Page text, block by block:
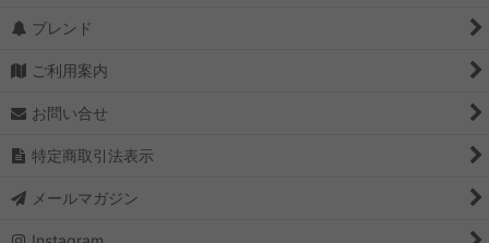
ブレンド
ご利用案内
お問い合せ
特定商取引法表示
メールマガジン